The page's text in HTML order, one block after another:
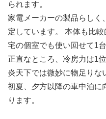
られます。
家電メーカーの製品らしく
定しています。 本体も比
宅の個室でも使い回せて1
正直なところ、冷房力は1
炎天下では微妙に物足りな
初夏、夕方以降の車中泊に
ります。